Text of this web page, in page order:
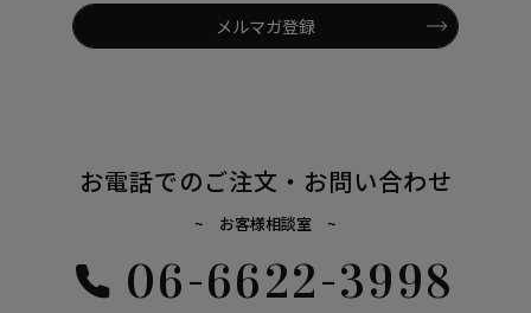
メルマガ登録
お電話でのご注文・お問い合わせ
~ お客様相談室 ~
06-6622-3998